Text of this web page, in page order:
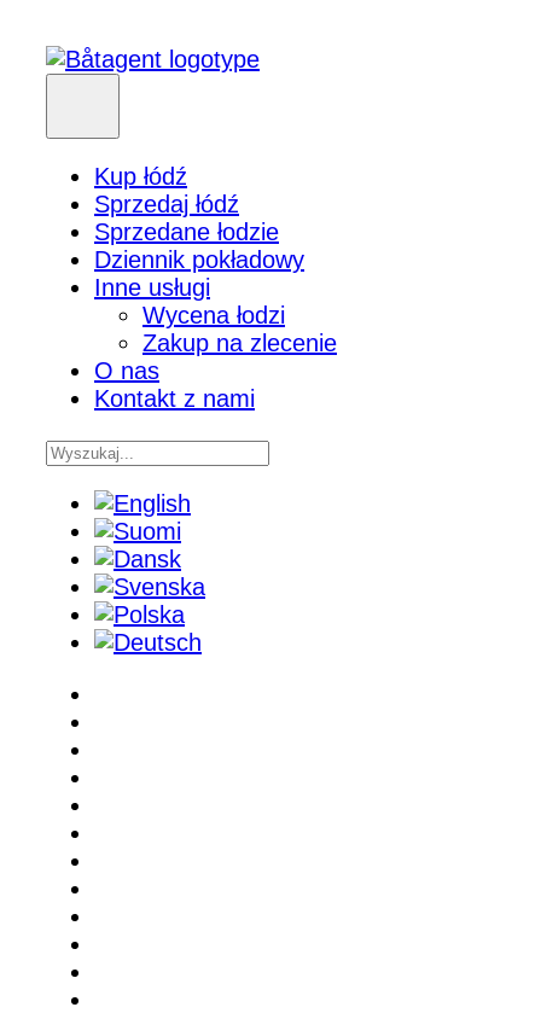
Kup łódź
Sprzedaj łódź
Sprzedane łodzie
Dziennik pokładowy
Inne usługi
Wycena łodzi
Zakup na zlecenie
O nas
Kontakt z nami